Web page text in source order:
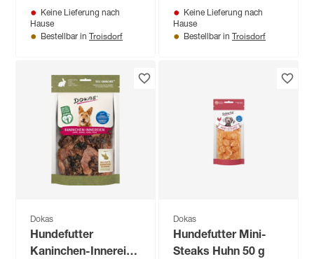
Keine Lieferung nach
Hause
Bestellbar in Troisdorf
Keine Lieferung nach
Hause
Bestellbar in Troisdorf
Dokas
Hundefutter
Kaninchen-Innereien
Dokas
Hundefutter Mini-
Steaks Huhn 50 g